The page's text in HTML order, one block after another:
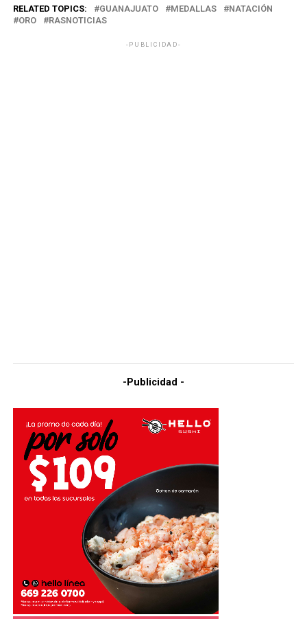
RELATED TOPICS: GUANAJUATO MEDALLAS
NATACIÓN
ORO
RASNOTICIAS
-PUBLICIDAD-
-Publicidad -